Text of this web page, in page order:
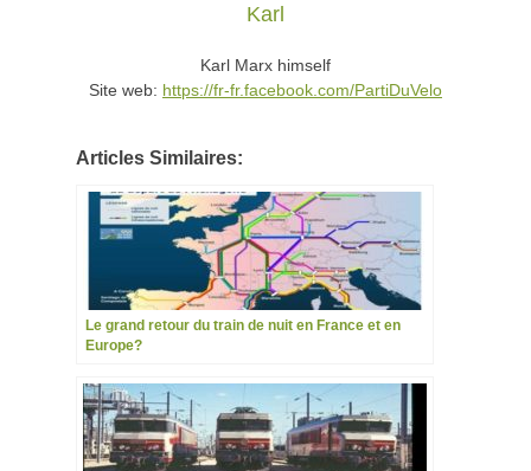
Karl
Karl Marx himself
Site web: https://fr-fr.facebook.com/PartiDuVelo
Articles Similaires:
Le grand retour du train de nuit en France et en
Europe?